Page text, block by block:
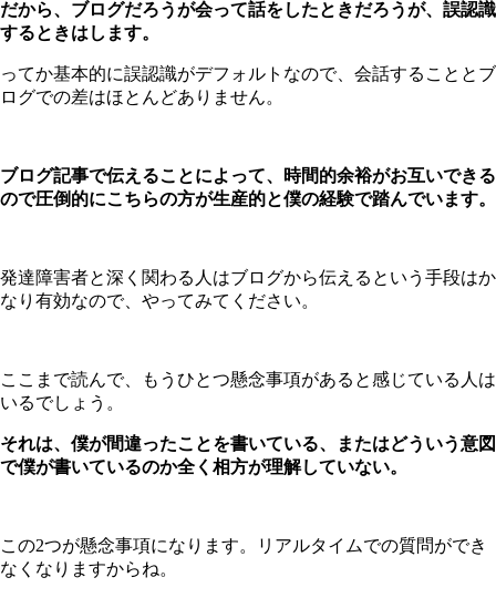
だから、ブログだろうが会って話をしたときだろうが、誤認識
するときはします。
ってか基本的に誤認識がデフォルトなので、会話することとブ
ログでの差はほとんどありません。
ブログ記事で伝えることによって、時間的余裕がお互いできる
ので圧倒的にこちらの方が生産的と僕の経験で踏んでいます。
発達障害者と深く関わる人はブログから伝えるという手段はか
なり有効なので、やってみてください。
ここまで読んで、もうひとつ懸念事項があると感じている人は
いるでしょう。
それは、僕が間違ったことを書いている、またはどういう意図
で僕が書いているのか全く相方が理解していない。
この2つが懸念事項になります。リアルタイムでの質問ができ
なくなりますからね。